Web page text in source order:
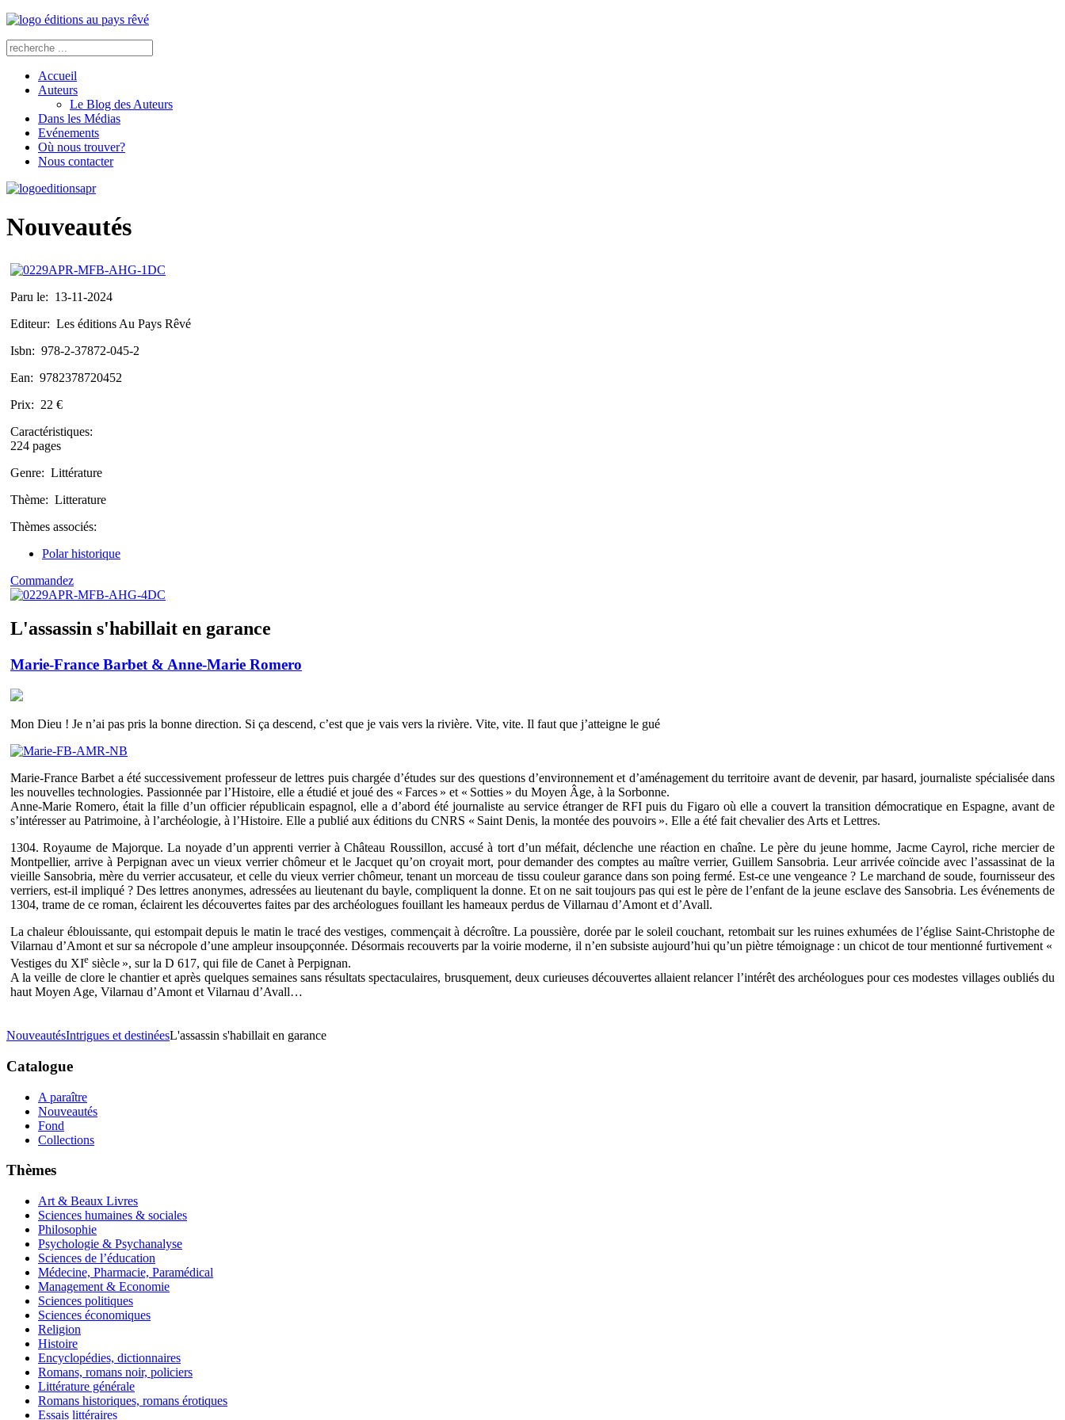
Accueil
Auteurs
Le Blog des Auteurs
Dans les Médias
Evénements
Où nous trouver?
Nous contacter
Nouveautés
Paru le: 13-11-2024
Editeur: Les éditions Au Pays Rêvé
Isbn: 978-2-37872-045-2
Ean: 9782378720452
Prix: 22 €
Caractéristiques:
224 pages
Genre: Littérature
Thème: Litterature
Thèmes associés:
Polar historique
Commandez
L'assassin s'habillait en garance
Marie-France Barbet & Anne-Marie Romero
Mon Dieu ! Je n’ai pas pris la bonne direction. Si ça descend, c’est que je vais vers la rivière. Vite, vite. Il faut que j’atteigne le gué
Marie-France Barbet a été successivement professeur de lettres puis chargée d’études sur des questions d’environnement et d’aménagement du territoire avant de devenir, par hasard, journaliste spécialisée dans
les nouvelles technologies. Passionnée par l’Histoire, elle a étudié et joué des « Farces » et « Sotties » du Moyen Âge, à la Sorbonne.
Anne-Marie Romero, était la fille d’un officier républicain espagnol, elle a d’abord été journaliste au service étranger de RFI puis du Figaro où elle a couvert la transition démocratique en Espagne, avant de
s’intéresser au Patrimoine, à l’archéologie, à l’Histoire. Elle a publié aux éditions du CNRS « Saint Denis, la montée des pouvoirs ». Elle a été fait chevalier des Arts et Lettres.
1304. Royaume de Majorque. La noyade d’un apprenti verrier à Château Roussillon, accusé à tort d’un méfait, déclenche une réaction en chaîne. Le père du jeune homme, Jacme Cayrol, riche mercier de
Montpellier, arrive à Perpignan avec un vieux verrier chômeur et le Jacquet qu’on croyait mort, pour demander des comptes au maître verrier, Guillem Sansobria. Leur arrivée coïncide avec l’assassinat de la
vieille Sansobria, mère du verrier accusateur, et celle du vieux verrier chômeur, tenant un morceau de tissu couleur garance dans son poing fermé. Est-ce une vengeance ? Le marchand de soude, fournisseur des
verriers, est-il impliqué ? Des lettres anonymes, adressées au lieutenant du bayle, compliquent la donne. Et on ne sait toujours pas qui est le père de l’enfant de la jeune esclave des Sansobria. Les événements de
1304, trame de ce roman, éclairent les découvertes faites par des archéologues fouillant les hameaux perdus de Villarnau d’Amont et d’Avall.
La chaleur éblouissante, qui estompait depuis le matin le tracé des vestiges, commençait à décroître. La poussière, dorée par le soleil couchant, retombait sur les ruines exhumées de l’église Saint-Christophe de
Vilarnau d’Amont et sur sa nécropole d’une ampleur insoupçonnée. Désormais recouverts par la voirie moderne, il n’en subsiste aujourd’hui qu’un piètre témoignage : un chicot de tour mentionné furtivement «
Vestiges du XIe siècle », sur la D 617, qui file de Canet à Perpignan.
A la veille de clore le chantier et après quelques semaines sans résultats spectaculaires, brusquement, deux curieuses découvertes allaient relancer l’intérêt des archéologues pour ces modestes villages oubliés du
haut Moyen Age, Vilarnau d’Amont et Vilarnau d’Avall…
NouveautésIntrigues et destinéesL'assassin s'habillait en garance
Catalogue
A paraître
Nouveautés
Fond
Collections
Thèmes
Art & Beaux Livres
Sciences humaines & sociales
Philosophie
Psychologie & Psychanalyse
Sciences de l’éducation
Médecine, Pharmacie, Paramédical
Management & Economie
Sciences politiques
Sciences économiques
Religion
Histoire
Encyclopédies, dictionnaires
Romans, romans noir, policiers
Littérature générale
Romans historiques, romans érotiques
Essais littéraires